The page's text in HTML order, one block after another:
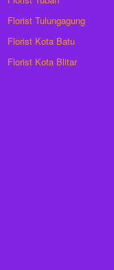
Florist Tulungagung
Florist Kota Batu
Florist Kota Blitar